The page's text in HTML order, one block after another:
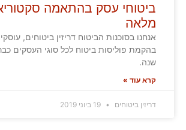
ביטוחי עסק בהתאמה
מלאה
אנחנו בסוכנות הביטוח דריזין ביטוחים,
שנה.
קרא עוד »
דריזין ביטוחים